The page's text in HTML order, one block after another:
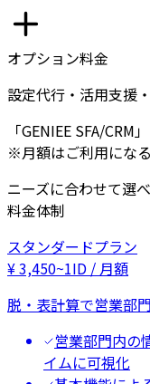
オプション料金
設定代行・活用支援
「GENIEE SFA/
※月額はご利用にな
ニーズに合わせて選
料金体制
スタンダードプラン
¥3,450~1ID / 月額
脱・表計算で営業部
営業部門内の
イムに可視化